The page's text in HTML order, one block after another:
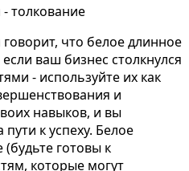
толкование
что белое длинное
ваш бизнес столкнулся
- используйте их как
и
навыков, и вы
к успеху. Белое
готовы к
которые могут